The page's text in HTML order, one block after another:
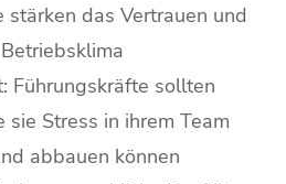
stärken das Vertrauen und
Führungskräfte sollten
Stress in ihrem Team
abbauen können